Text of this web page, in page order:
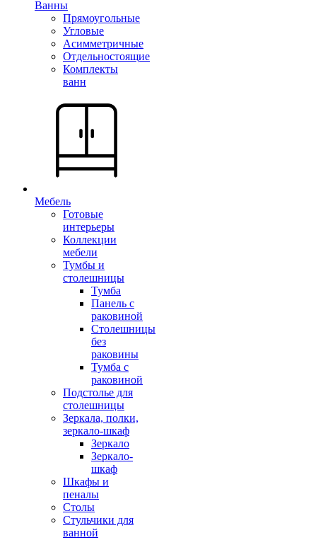
Ванны
Прямоугольные
Угловые
Асимметричные
Отдельностоящие
Комплекты
ванн
Мебель
Готовые
интерьеры
Коллекции
мебели
Тумбы и
столешницы
Тумба
Панель с
раковиной
Столешницы
без
раковины
Тумба с
раковиной
Подстолье для
столешницы
Зеркала, полки,
зеркало-шкаф
Зеркало
Зеркало-
шкаф
Шкафы и
пеналы
Столы
Стульчики для
ванной